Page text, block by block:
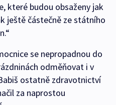
které budou obsaženy jak
ještě částečně ze státního
se nepropadnou do
odměňovat i v
ostatně zdravotnictví
za naprostou